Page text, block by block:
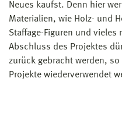
Neues kaufst. Denn hier
Materialien, wie Holz- und
Staffage-Figuren und vieles
Abschluss des Projektes
zurück gebracht werden,
Projekte wiederverwendet